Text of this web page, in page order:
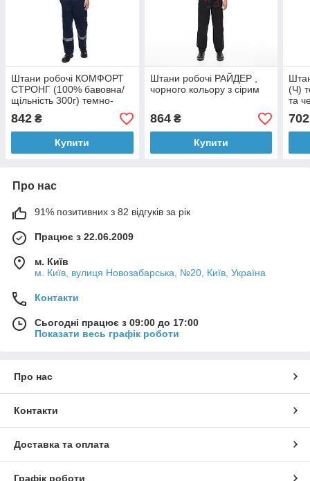
Штани робочі КОМФОРТ
СТРОНГ (100% бавовна/
щільність 300г) темно-
842 ₴
Купити
Штани робочі РАЙДЕР ,
чорного кольору з сірим
864₴
Купити
(Ч)
та
702
Про нас
91% позитивних з 82 відгуків за рік
Працює з 22.06.2009
м. Київ
м. Київ, вулиця Новозабарська, №20, Київ, Україна
Контакти
Сьогодні працює з 09:00 до 17:00
Показати весь графік роботи
Про нас
Контакти
Доставка та оплата
Графік роботи